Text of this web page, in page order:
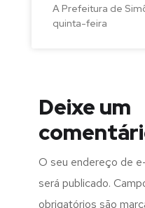
A Prefeitura de
quinta-feira
Deixe um
O seu endereço de
será publicado.
obrigatórios são